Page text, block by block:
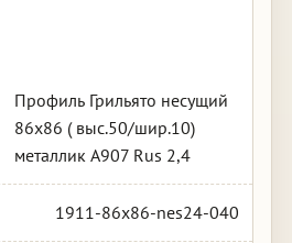
Профиль Грильято несущий
86х86 ( выс.50/шир.10)
металлик А907 Rus 2,4
1911-86x86-nes24-040